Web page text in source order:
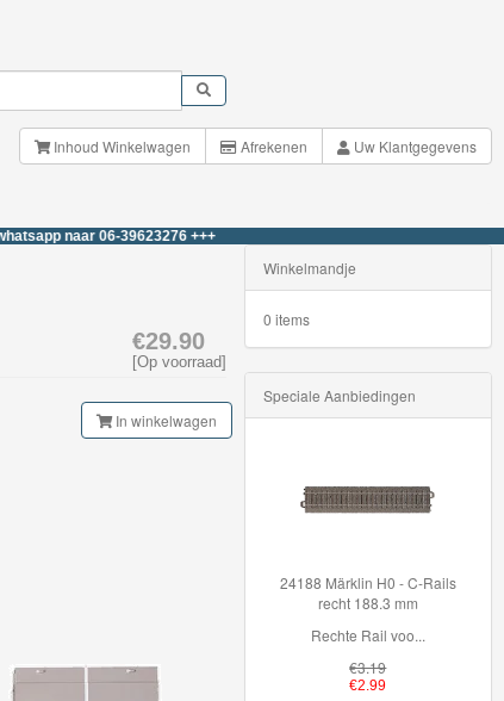
Inhoud Winkelwagen Afrekenen
Uw Klantgegevens
06-39623276 +++
€29.90
[Op voorraad]
In winkelwagen
Winkelmandje
0 items
Speciale Aanbiedingen
24188 Märklin H0 - C-Rails
recht 188.3 mm
Rechte Rail voo...
€3.19
€2.99